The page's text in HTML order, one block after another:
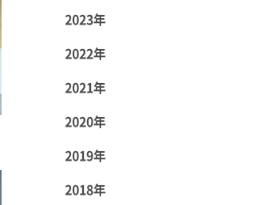
2023年
2022年
2021年
2020年
2019年
2018年